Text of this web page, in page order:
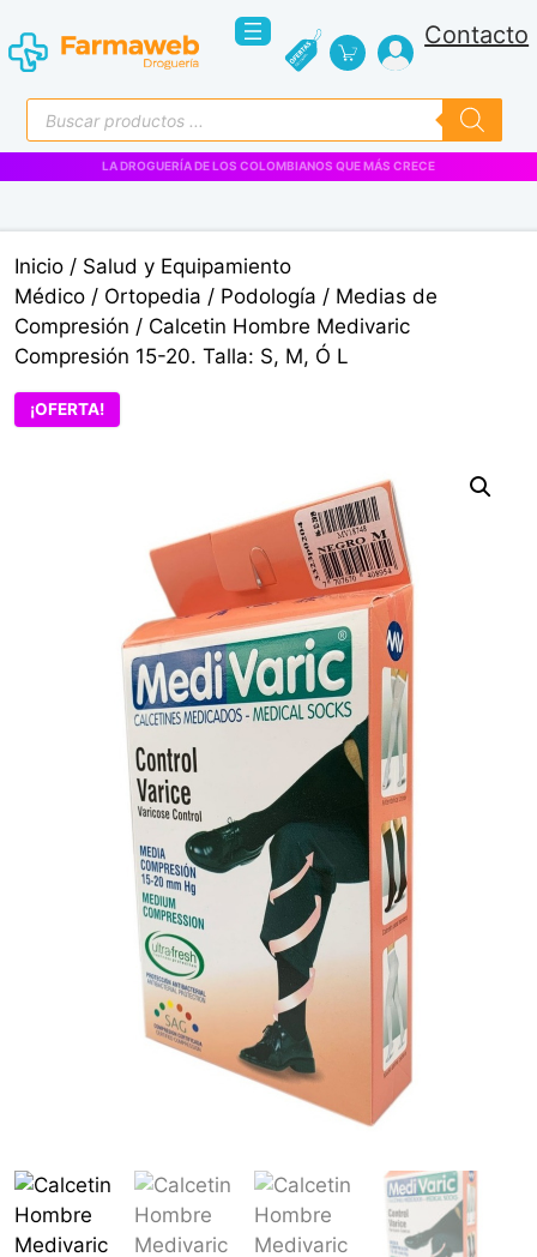
al
contenido
Contacto
Búsqueda
de
productos
Inicio / Salud y Equipamiento
Médico / Ortopedia / Podología / Medias de
Compresión / Calcetin Hombre Medivaric
Compresión 15-20. Talla: S, M, Ó L
¡OFERTA!